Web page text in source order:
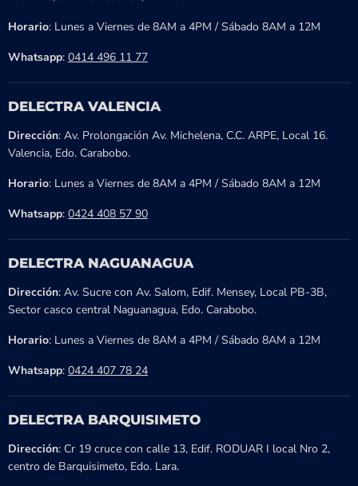
Horario: Lunes a Viernes de 8AM a 4PM / Sábado 8AM a 12M
Whatsapp: 0414 496 11 77
DELECTRA VALENCIA
Dirección: Av. Prolongación Av. Michelena, C.C. ARPE, Local 16.
Valencia, Edo. Carabobo.
Horario: Lunes a Viernes de 8AM a 4PM / Sábado 8AM a 12M
Whatsapp: 0424 408 57 90
DELECTRA NAGUANAGUA
Dirección: Av. Sucre con Av. Salom, Edif. Mensey, Local PB-3B,
Sector casco central Naguanagua, Edo. Carabobo.
Horario: Lunes a Viernes de 8AM a 4PM / Sábado 8AM a 12M
Whatsapp: 0424 407 78 24
DELECTRA BARQUISIMETO
Dirección: Cr 19 cruce con calle 13, Edif. RODUAR I local Nro 2,
centro de Barquisimeto, Edo. Lara.